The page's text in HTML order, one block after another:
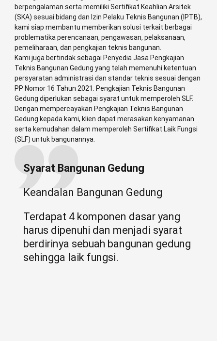
berpengalaman serta memiliki Sertifikat Keahlian Arsitek
(SKA) sesuai bidang dan Izin Pelaku Teknis Bangunan (IPTB),
kami siap membantu memberikan solusi terkait berbagai
problematika perencanaan, pengawasan, pelaksanaan,
pemeliharaan, dan pengkajian teknis bangunan.
Kami juga bertindak sebagai Penyedia Jasa Pengkajian
Teknis Bangunan Gedung yang telah memenuhi ketentuan
persyaratan administrasi dan standar teknis sesuai dengan
PP Nomor 16 Tahun 2021. Pengkajian Teknis Bangunan
Gedung diperlukan sebagai syarat untuk memperoleh SLF.
Dengan mempercayakan Pengkajian Teknis Bangunan
Gedung kepada kami, klien dapat merasakan kenyamanan
serta kemudahan dalam memperoleh Sertifikat Laik Fungsi
(SLF) untuk bangunannya.
Syarat Bangunan Gedung
Keandalan Bangunan Gedung
Terdapat 4 komponen dasar yang
harus dipenuhi dan menjadi syarat
berdirinya sebuah bangunan gedung
sehingga laik fungsi.